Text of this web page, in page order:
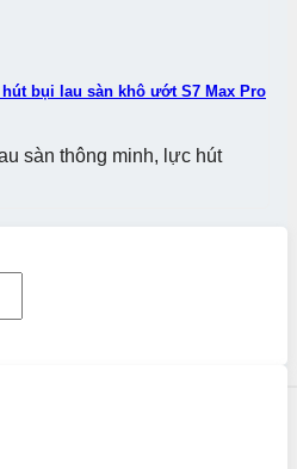
bụi lau sàn khô ướt S7 Max Pro
sàn thông minh, lực hút